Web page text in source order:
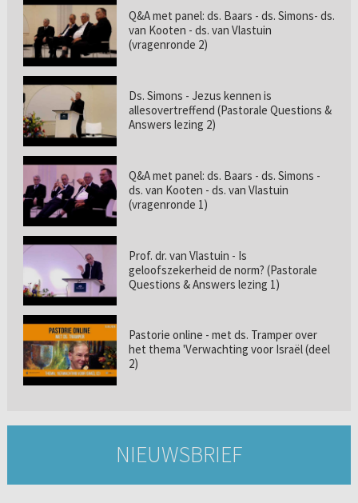
Q&A met panel: ds. Baars - ds. Simons- ds.
van Kooten - ds. van Vlastuin
(vragenronde 2)
Ds. Simons - Jezus kennen is
allesovertreffend (Pastorale Questions &
Answers lezing 2)
Q&A met panel: ds. Baars - ds. Simons -
ds. van Kooten - ds. van Vlastuin
(vragenronde 1)
Prof. dr. van Vlastuin - Is
geloofszekerheid de norm? (Pastorale
Questions & Answers lezing 1)
Pastorie online - met ds. Tramper over
het thema 'Verwachting voor Israël (deel
2)
NIEUWSBRIEF